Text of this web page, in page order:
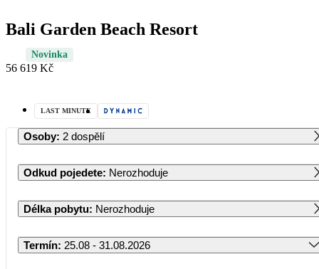
Bali Garden Beach Resort
Novinka
56 619 Kč
LAST MINUTE
Osoby: 2 dospělí
Odkud pojedete: Nerozhoduje
Délka pobytu: Nerozhoduje
Termín: 25.08 - 31.08.2026